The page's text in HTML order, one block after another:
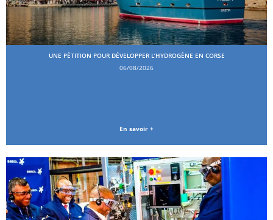
UNE PÉTITION POUR DÉVELOPPER L’HYDROGÈNE EN CORSE
06/08/2026
En savoir +